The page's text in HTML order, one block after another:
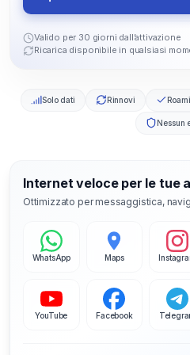
Valido per 30 giorni dall’attivazione
Ricarica disponibile in qualsiasi
Solo dati Rinnovi
Nessun
Internet veloce per le tue
Ottimizzato per messaggistica,
WhatsApp Maps
YouTube Facebook